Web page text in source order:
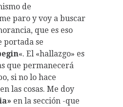
de
paro y voy a buscar
que es eso
portada se
«. El «hallazgo» es
que permanecerá
si no lo hace
las cosas. Me doy
en la sección -que